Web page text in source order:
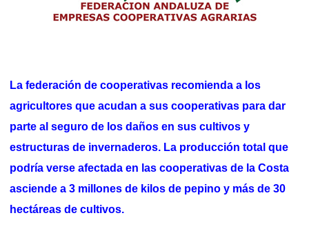
La federación de cooperativas recomienda a los
agricultores que acudan a sus cooperativas para dar
parte al seguro de los daños en sus cultivos y
estructuras de invernaderos. La producción total que
podría verse afectada en las cooperativas de la Costa
asciende a 3 millones de kilos de pepino y más de 30
hectáreas de cultivos.